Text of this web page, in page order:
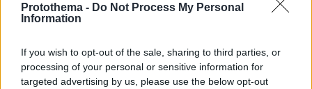
Protothema - Do Not Process My Personal
Information
If you wish to opt-out of the sale, sharing to third parties, or
processing of your personal or sensitive information for
targeted advertising by us, please use the below opt-out